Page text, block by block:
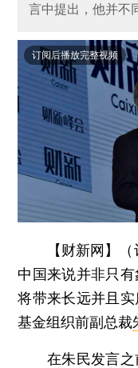
言中提出，他并不
订阅后播放完整视频
【财新网】
中国来说并非只
将带来长远并且
基金组织前副总裁
在朱民发言之